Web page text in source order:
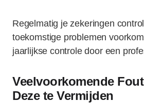
Regelmatig je zekeringen
toekomstige problemen
jaarlijkse controle door een
Veelvoorkomende
Deze te Vermijden